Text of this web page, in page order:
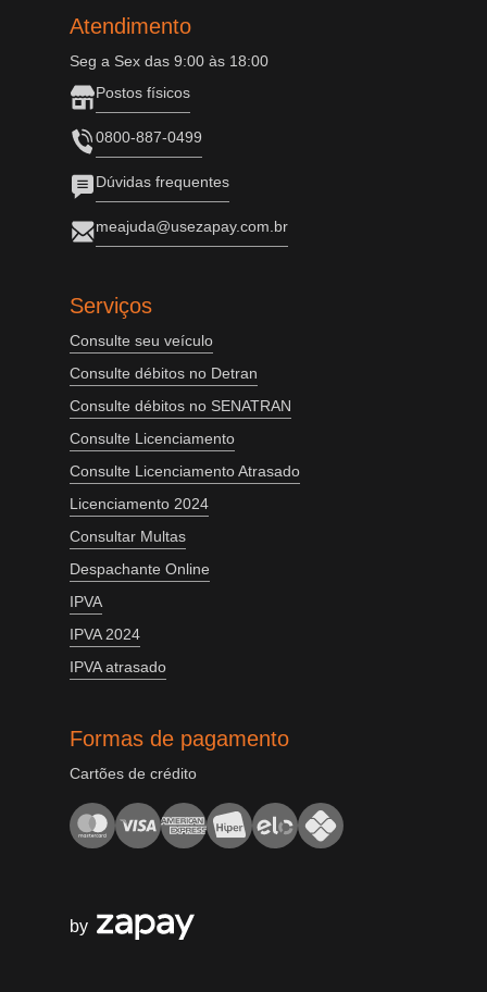
Atendimento
Seg a Sex das 9:00 às 18:00
Postos físicos
0800-887-0499
Dúvidas frequentes
meajuda@usezapay.com.br
Serviços
Consulte seu veículo
Consulte débitos no Detran
Consulte débitos no SENATRAN
Consulte Licenciamento
Consulte Licenciamento Atrasado
Licenciamento 2024
Consultar Multas
Despachante Online
IPVA
IPVA 2024
IPVA atrasado
Formas de pagamento
Cartões de crédito
by